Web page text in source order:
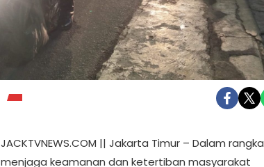
JACKTVNEWS.COM || Jakarta Timur – Dalam rangka
menjaga keamanan dan ketertiban masyarakat